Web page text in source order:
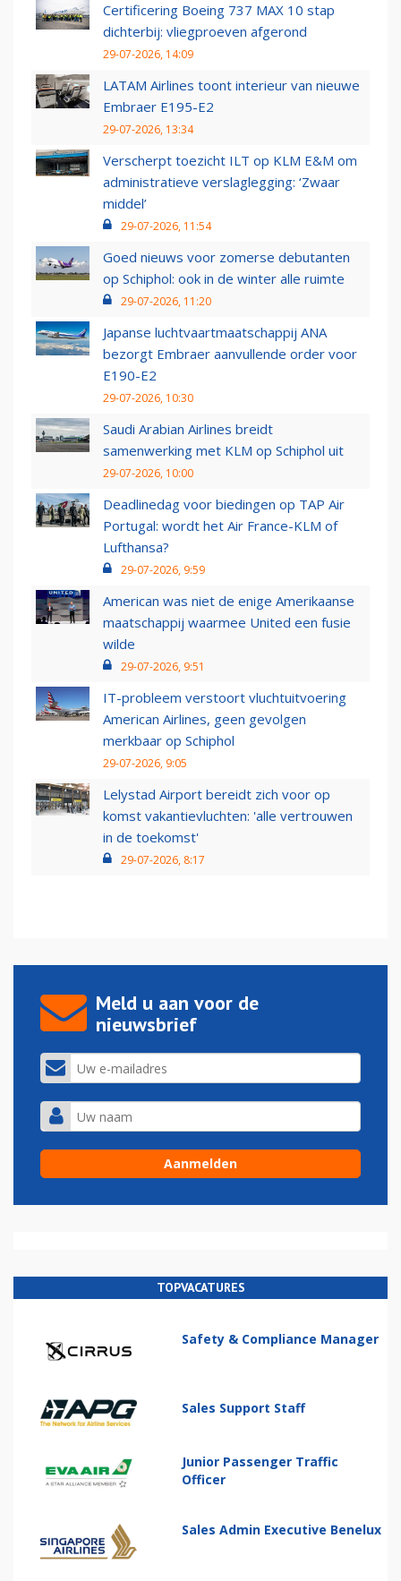
Certificering Boeing 737 MAX 10 stap
dichterbij: vliegproeven afgerond
29-07-2026, 14:09
LATAM Airlines toont interieur van nieuwe
Embraer E195-E2
29-07-2026, 13:34
Verscherpt toezicht ILT op KLM E&M om
administratieve verslaglegging: ‘Zwaar
middel’
29-07-2026, 11:54
Goed nieuws voor zomerse debutanten
op Schiphol: ook in de winter alle ruimte
29-07-2026, 11:20
Japanse luchtvaartmaatschappij ANA
bezorgt Embraer aanvullende order voor
E190-E2
29-07-2026, 10:30
Saudi Arabian Airlines breidt
samenwerking met KLM op Schiphol uit
29-07-2026, 10:00
Deadlinedag voor biedingen op TAP Air
Portugal: wordt het Air France-KLM of
Lufthansa?
29-07-2026, 9:59
American was niet de enige Amerikaanse
maatschappij waarmee United een fusie
wilde
29-07-2026, 9:51
IT-probleem verstoort vluchtuitvoering
American Airlines, geen gevolgen
merkbaar op Schiphol
29-07-2026, 9:05
Lelystad Airport bereidt zich voor op
komst vakantievluchten: 'alle vertrouwen
in de toekomst'
29-07-2026, 8:17
Meld u aan voor de
nieuwsbrief
TOPVACATURES
Safety & Compliance Manager
Sales Support Staff
Junior Passenger Traffic
Officer
Sales Admin Executive Benelux